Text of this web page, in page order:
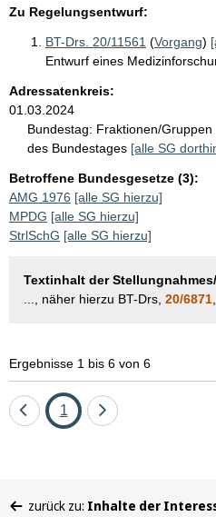
Zu Regelungsentwurf:
BT-Drs. 20/11561 (Vorgang)
Entwurf eines
Adressatenkreis:
01.03.2024
Bundestag: Fraktionen/Gruppen
des Bundestages [alle SG
Betroffene Bundesgesetze (3):
AMG 1976 [alle SG hierzu]
MPDG [alle SG hierzu]
StrlSchG [alle SG hierzu]
Textinhalt der
..., näher hierzu BT-Drs, 20/6871
Ergebnisse 1 bis 6 von 6
EineSeite
1
Eine
zurück zu: Inhalte der